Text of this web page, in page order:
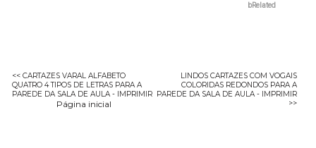
bRelated
<< CARTAZES VARAL ALFABETO
QUATRO 4 TIPOS DE LETRAS PARA A
PAREDE DA SALA DE AULA - IMPRIMIR
LINDOS CARTAZES COM VOGAIS
COLORIDAS REDONDOS PARA A
PAREDE DA SALA DE AULA - IMPRIMIR
>>
Página inicial